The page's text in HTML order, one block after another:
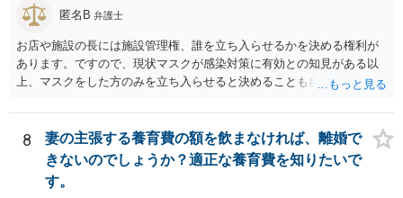
匿名B 弁護士
お店や施設の長には施設管理権、誰を立ち入らせるかを決める権利が
あります。ですので、現状マスクが感染対策に有効との知見がある以
上、マスクをした方のみを立ち入らせると決めることも自由であり、
など公益的な側面のある業種ですと、公衆浴場法など各種業法で定め
られた理由以外での利用拒否は禁止されていますし、公の施設でもマ
スクなしだけでの利用拒否は問題となりえますが、民間のお店に対し
ては慰謝料の請求は認められないと考えられます。
8
妻の主張する養育費の額を飲まなければ、離婚で
きないのでしょうか？適正な養育費を知りたいで
す。